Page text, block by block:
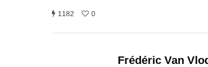
1182 0
Frédéric Van